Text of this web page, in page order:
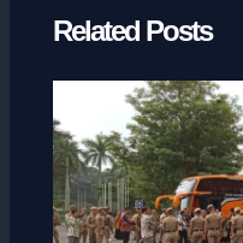
Related Posts